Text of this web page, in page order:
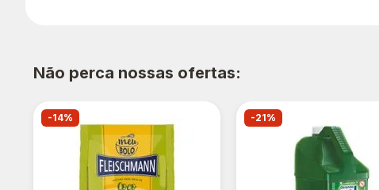
Não perca nossas ofertas:
-14% -21%